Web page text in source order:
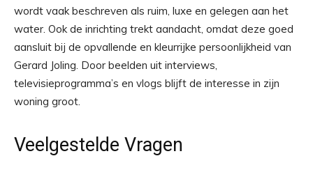
wordt vaak beschreven als ruim, luxe en gelegen aan het
water. Ook de inrichting trekt aandacht, omdat deze goed
aansluit bij de opvallende en kleurrijke persoonlijkheid van
Gerard Joling. Door beelden uit interviews,
televisieprogramma’s en vlogs blijft de interesse in zijn
woning groot.
Veelgestelde Vragen